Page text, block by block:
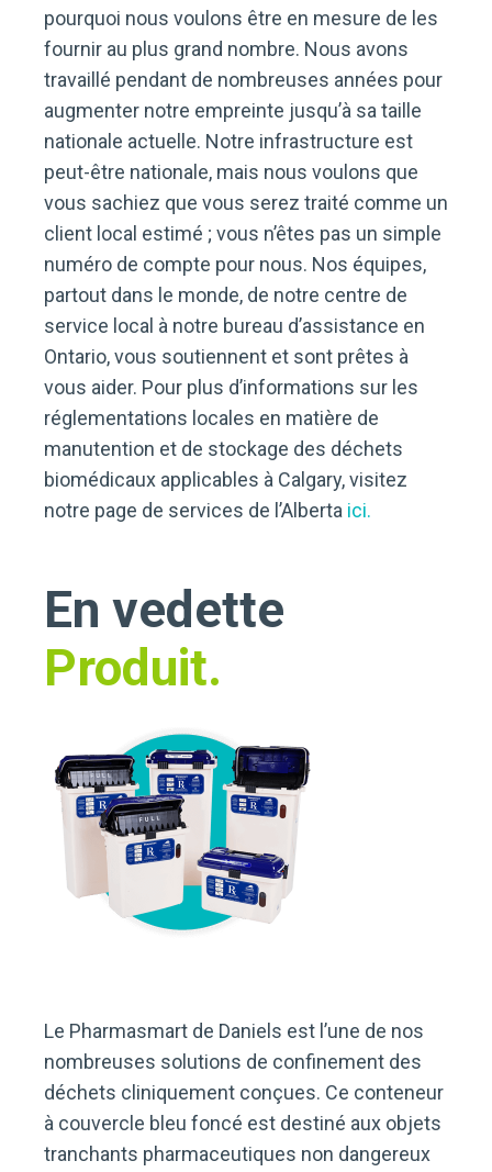
pourquoi nous voulons être en mesure de les
fournir au plus grand nombre. Nous avons
travaillé pendant de nombreuses années pour
augmenter notre empreinte jusqu’à sa taille
nationale actuelle. Notre infrastructure est
peut-être nationale, mais nous voulons que
vous sachiez que vous serez traité comme un
client local estimé ; vous n’êtes pas un simple
numéro de compte pour nous. Nos équipes,
partout dans le monde, de notre centre de
service local à notre bureau d’assistance en
Ontario, vous soutiennent et sont prêtes à
vous aider. Pour plus d’informations sur les
réglementations locales en matière de
manutention et de stockage des déchets
biomédicaux applicables à Calgary, visitez
notre page de services de l’Alberta ici.
En vedette
Produit.
Le Pharmasmart de Daniels est l’une de nos
nombreuses solutions de confinement des
déchets cliniquement conçues. Ce conteneur
à couvercle bleu foncé est destiné aux objets
tranchants pharmaceutiques non dangereux